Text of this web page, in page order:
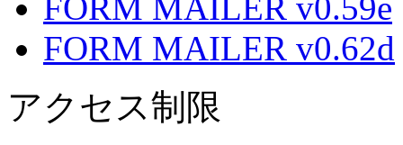
FORM MAILER v0.62d
アクセス制限